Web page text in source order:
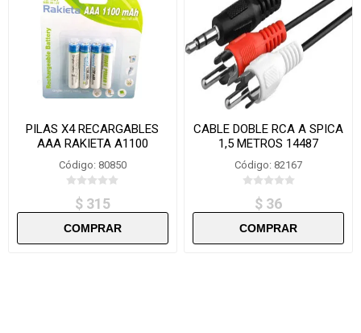
PILAS X4 RECARGABLES
AAA RAKIETA A1100
Código: 80850
$ 315
CABLE DOBLE RCA A SPICA
1,5 METROS 14487
Código: 82167
$ 36